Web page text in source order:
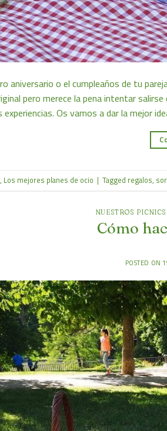
aniversario o el cumpleaños de tu
pero merece la pena intentar
experiencias. Os vamos a dar la mejor
, Los mejores planes de ocio | Tagged regalos,
NUESTROS PICNICS
Cómo
POSTED ON